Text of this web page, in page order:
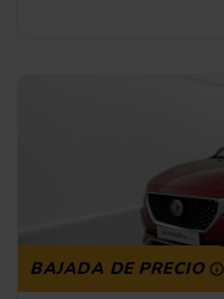
BAJADA DE PRECIO